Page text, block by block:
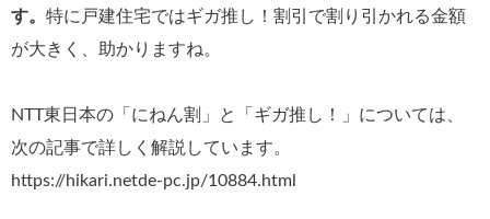
す。 特に戸建住宅ではギガ推し！割引で割り引かれる金額
が大きく、助かりますね。
NTT東日本の「にねん割」と「ギガ推し！」については、
次の記事で詳しく解説しています。
https://hikari.netde-pc.jp/10884.html